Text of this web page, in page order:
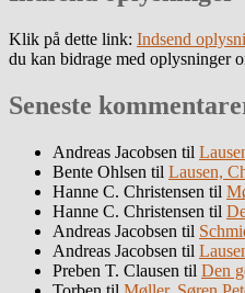
Klik på dette link: Indsend
du kan bidrage med oplysninger
Seneste
Andreas Jacobsen til
Bente Ohlsen til Lausen,
Hanne C. Christensen til
Hanne C. Christensen til
Andreas Jacobsen til
Andreas Jacobsen til
Preben T. Clausen til Den